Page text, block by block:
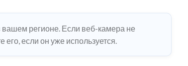
регионе. Если веб-камера не
его, если он уже используется.